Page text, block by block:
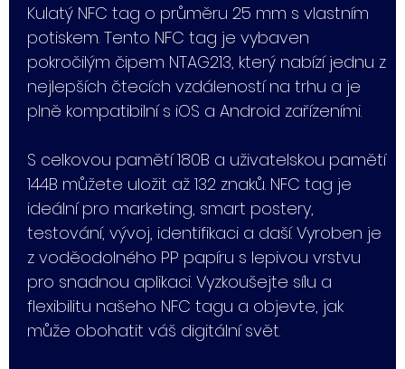
Kulatý NFC tag o průměru 25 mm s vlastním
potiskem. Tento NFC tag je vybaven
pokročilým čipem NTAG213, který nabízí jednu z
nejlepších čtecích vzdáleností na trhu a je
plně kompatibilní s iOS a Android zařízeními.
S celkovou pamětí 180B a uživatelskou pamětí
144B můžete uložit až 132 znaků. NFC tag je
ideální pro marketing, smart postery,
testování, vývoj, identifikaci a daší. Vyroben je
z voděodolného PP papíru s lepivou vrstvu
pro snadnou aplikaci. Vyzkoušejte sílu a
flexibilitu našeho NFC tagu a objevte, jak
může obohatit váš digitální svět.